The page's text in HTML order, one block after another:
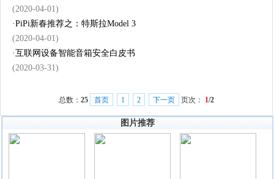
(2020-04-01)
·PiPi新春推荐之：特斯拉Model 3
(2020-04-01)
·互联网设备智能音箱安全白皮书
(2020-03-31)
总数： 25 首页 1 2 下一页 页次： 1/2
图片推荐